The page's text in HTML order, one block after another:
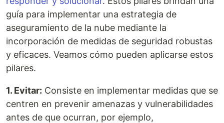
guía para implementar una estrategia de
aseguramiento de la nube mediante la
incorporación de medidas de seguridad robustas
y eficaces. Veamos cómo pueden aplicarse estos
pilares.
1. Evitar: Consiste en implementar medidas que se
centren en prevenir amenazas y vulnerabilidades
antes de que ocurran, por ejemplo,